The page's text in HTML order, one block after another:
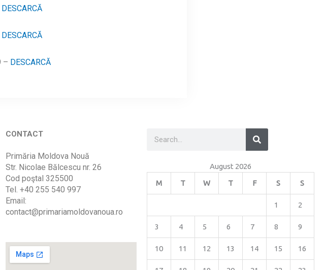
DESCARCĂ
DESCARCĂ
– DESCARCĂ
CONTACT
Primăria Moldova Nouă
Str. Nicolae Bălcescu nr. 26
Cod poştal 325500
Tel. +40 255 540 997
Email:
contact@primariamoldovanoua.ro
Search
August 2026
M
T W T F S S
1 2
3 4 5 6 7 8 9
10 11 12 13 14 15 16